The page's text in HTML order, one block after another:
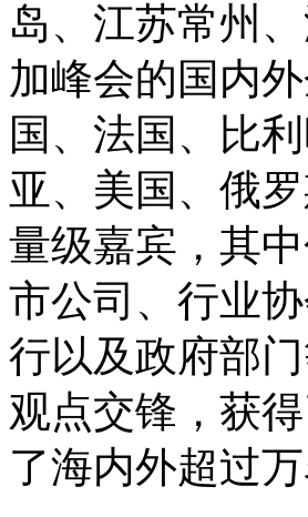
岛、江苏常州
加峰会的国内
国、法国、比
亚、美国、俄
量级嘉宾，其
市公司、行业
行以及政府部
观点交锋，获
了海内外超过